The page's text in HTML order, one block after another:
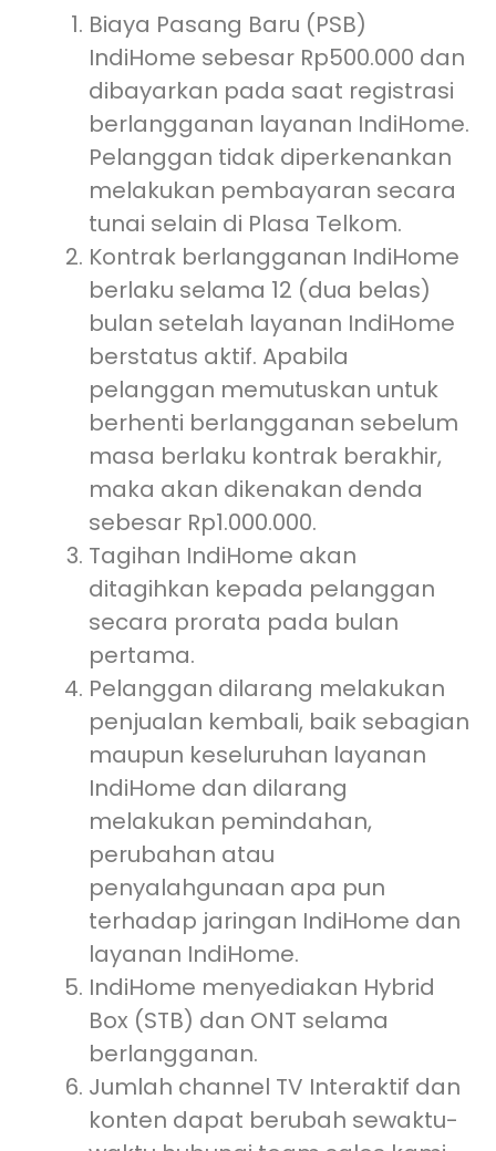
Biaya Pasang Baru (PSB)
IndiHome sebesar Rp500.000 dan
dibayarkan pada saat registrasi
berlangganan layanan IndiHome.
Pelanggan tidak diperkenankan
melakukan pembayaran secara
tunai selain di Plasa Telkom.
Kontrak berlangganan IndiHome
berlaku selama 12 (dua belas)
bulan setelah layanan IndiHome
berstatus aktif. Apabila
pelanggan memutuskan untuk
berhenti berlangganan sebelum
masa berlaku kontrak berakhir,
maka akan dikenakan denda
sebesar Rp1.000.000.
Tagihan IndiHome akan
ditagihkan kepada pelanggan
secara prorata pada bulan
pertama.
Pelanggan dilarang melakukan
penjualan kembali, baik sebagian
maupun keseluruhan layanan
IndiHome dan dilarang
melakukan pemindahan,
perubahan atau
penyalahgunaan apa pun
terhadap jaringan IndiHome dan
layanan IndiHome.
IndiHome menyediakan Hybrid
Box (STB) dan ONT selama
berlangganan.
Jumlah channel TV Interaktif dan
konten dapat berubah sewaktu-